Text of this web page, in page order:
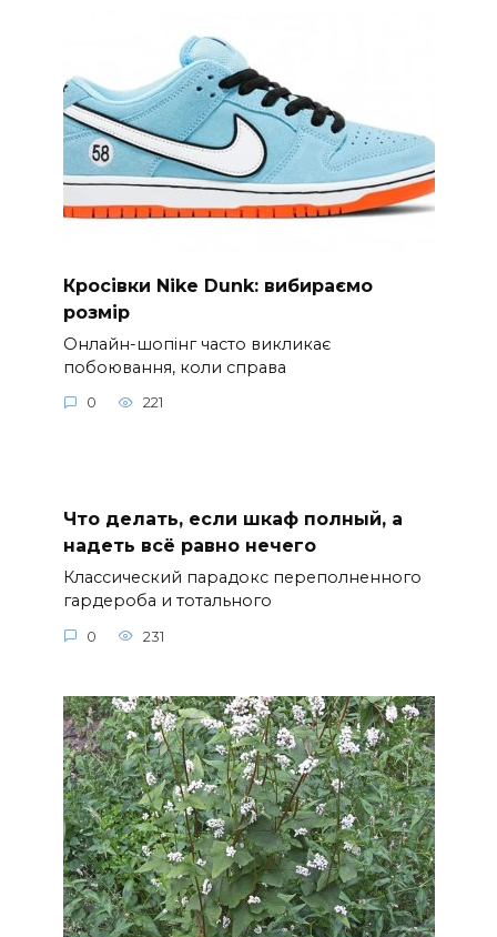
Кросівки Nike Dunk: вибираємо
розмір
Онлайн-шопінг часто викликає
побоювання, коли справа
0 221
Что делать, если шкаф полный, а
надеть всё равно нечего
Классический парадокс переполненного
гардероба и тотального
0 231